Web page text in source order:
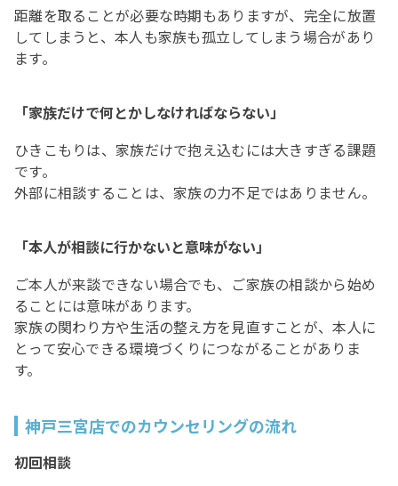
距離を取ることが必要な時期もありますが、完全に放置
してしまうと、本人も家族も孤立してしまう場合があり
ます。
「家族だけで何とかしなければならない」
ひきこもりは、家族だけで抱え込むには大きすぎる課題
です。
外部に相談することは、家族の力不足ではありません。
「本人が相談に行かないと意味がない」
ご本人が来談できない場合でも、ご家族の相談から始め
ることには意味があります。
家族の関わり方や生活の整え方を見直すことが、本人に
とって安心できる環境づくりにつながることがありま
す。
神戸三宮店でのカウンセリングの流れ
初回相談